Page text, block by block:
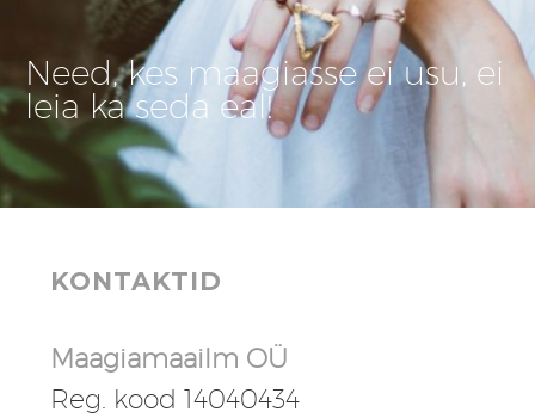
Need, kes maagiasse ei usu, ei
leia ka seda eal!
KONTAKTID
Maagiamaailm OÜ
Reg. kood 14040434